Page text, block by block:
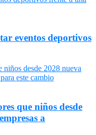
eventos deportivos
que niños desde
a